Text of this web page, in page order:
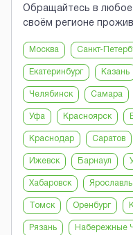
Обращайтесь в любое
своём регионе
Москва Санкт-
Екатеринбург Казань
Челябинск Самара
Уфа Красноярск
Краснодар Саратов
Ижевск Барнаул
Хабаровск Ярославль
Томск Оренбург
Рязань Набережные